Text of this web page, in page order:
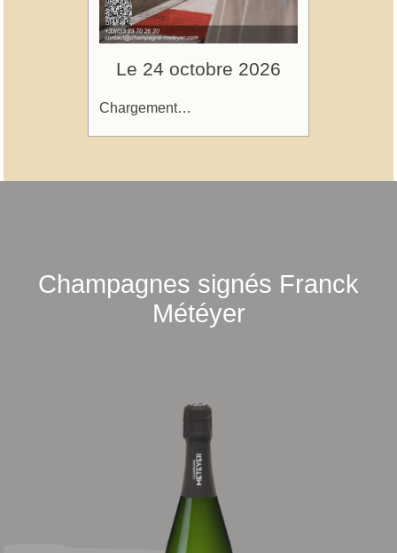
Le 24 octobre 2026
Chargement…
Champagnes signés Franck
Météyer